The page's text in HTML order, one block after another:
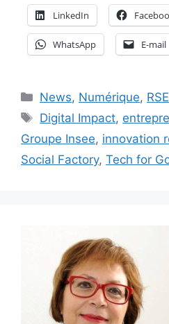
LinkedIn
WhatsApp E-mail
Catégories
News, Numérique, RSE
Étiquettes
Digital Impact,
Groupe Insee, innovation
Social Factory, Tech for